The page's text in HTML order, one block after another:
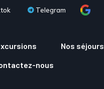
Telegram
Nos séjours
nous